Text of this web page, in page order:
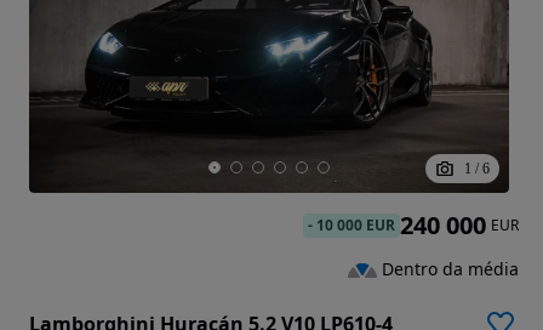
1 / 6
Lamborghini Huracán 5.2 V10 LP610-4
- 10 000 EUR 240 000 EUR
Dentro da média